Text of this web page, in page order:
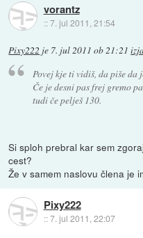
vorantz
::7. jul 2011, 21:54
Pixy222 je 7. jul 2011 ob 21:21
Povej kje ti vidiš, da piše da
Če je desni pas frej gremo
tudi če pelješ 130.
Si sploh prebral kar sem
cest?
Že v samem naslovu člena je
Pixy222
::7. jul 2011, 22:07